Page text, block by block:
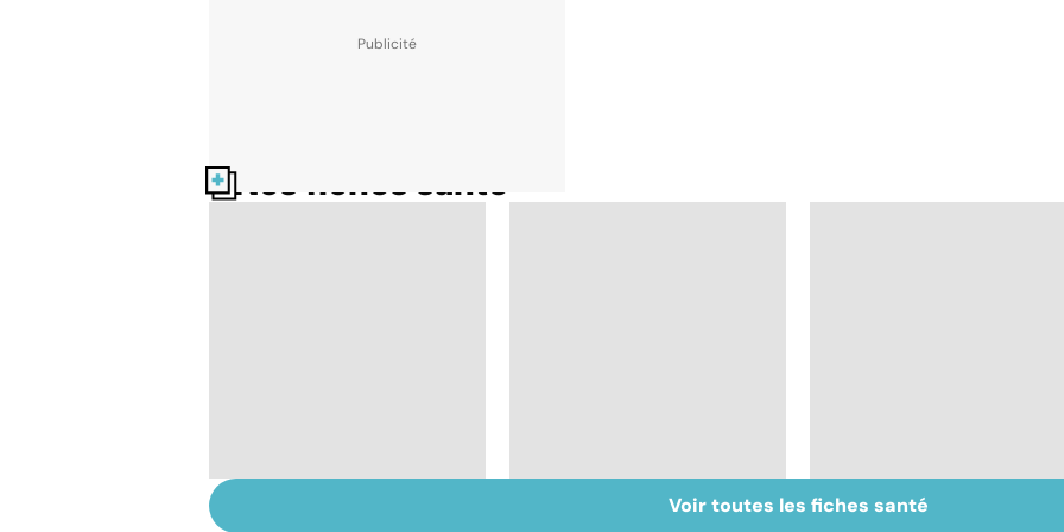
Nos fiches santé
La pilule : une
Tout savoir sur les
Voir toutes les fiches santé